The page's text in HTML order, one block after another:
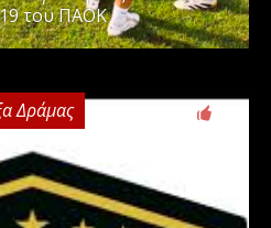
του ΠΑΟΚ
Δράμας